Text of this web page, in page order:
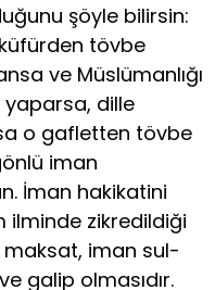
şöyle bilirsin:
tövbe
ve Müslümanlığı
yaparsa, dille
o gafletten tövbe
iman
İman hakikatini
zikredildiği
maksat, iman sul­
galip olmasıdır.